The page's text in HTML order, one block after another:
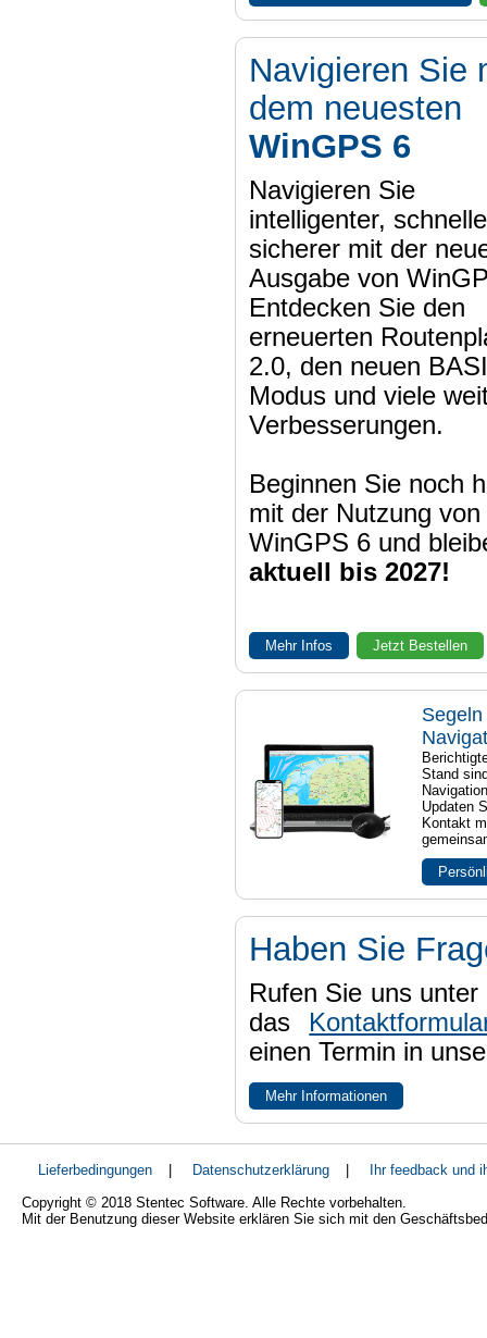
Navigieren Sie
dem neuesten
WinGPS 6
Navigieren Sie
intelligenter,
sicherer mit der
Ausgabe von
Entdecken Sie den
erneuerten
2.0, den neuen
Modus und viele
Verbesserungen.
Beginnen Sie noch
mit der Nutzung von
WinGPS 6 und
aktuell bis 2027!
Mehr Infos Jetzt Bestellen
Stand
Updaten
Kontakt
Haben Sie
Rufen Sie uns
das
einen Termin in
Mehr Informationen
Lieferbedingungen | Datenschutzerklärung |
Ihr feedback und
Copyright © 2018 Stentec Software. Alle Rechte vorbehalten.
Mit der Benutzung dieser Website erklären Sie sich mit den